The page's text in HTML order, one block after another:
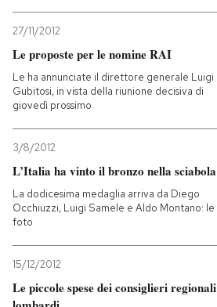
27/11/2012
Le proposte per le nomine RAI
Le ha annunciate il direttore generale Luigi
Gubitosi, in vista della riunione decisiva di
giovedì prossimo
3/8/2012
L’Italia ha vinto il bronzo nella sciabola
La dodicesima medaglia arriva da Diego
Occhiuzzi, Luigi Samele e Aldo Montano: le
foto
15/12/2012
Le piccole spese dei consiglieri regionali